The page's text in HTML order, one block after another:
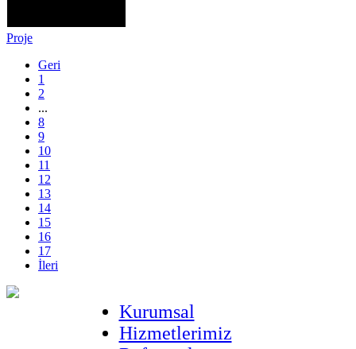
Proje
Geri
1
2
...
8
9
10
11
12
13
14
15
16
17
İleri
Kurumsal
Hizmetlerimiz